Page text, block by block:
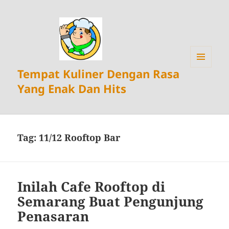
Tempat Kuliner Dengan Rasa
Yang Enak Dan Hits
Tag: 11/12 Rooftop Bar
Inilah Cafe Rooftop di
Semarang Buat Pengunjung
Penasaran